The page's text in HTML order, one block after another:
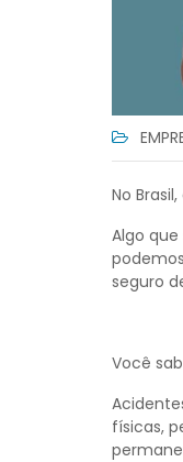
No
Algo
seguro
Você
físicas,